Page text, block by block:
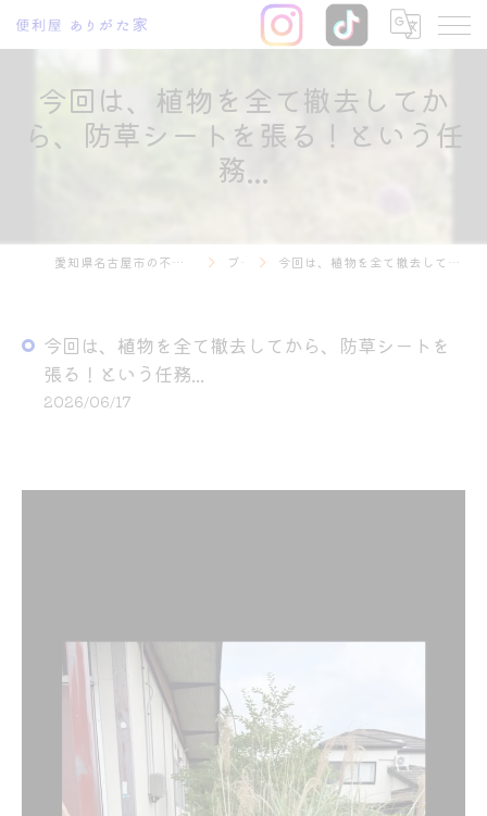
今回は、植物を全て撤去してか
ら、防草シートを張る！という任
務...
愛知県名古屋市の不用品回収なら便利屋 ありがた家 ブログ 今回は、植物を全て撤去してから、防草シートを張る！という任務...
今回は、植物を全て撤去してから、防草シートを
張る！という任務...
2026/06/17